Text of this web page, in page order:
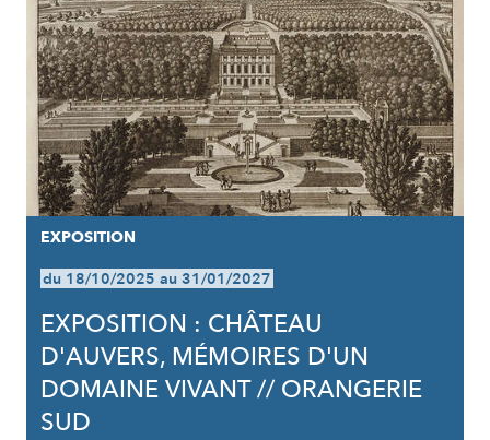
EXPOSITION
du 18/10/2025 au 31/01/2027
EXPOSITION : CHÂTEAU
D'AUVERS, MÉMOIRES D'UN
DOMAINE VIVANT // ORANGERIE
SUD